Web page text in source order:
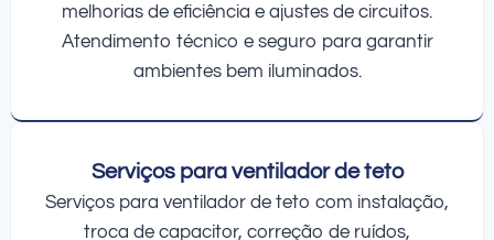
melhorias de eficiência e ajustes de circuitos.
Atendimento técnico e seguro para garantir
ambientes bem iluminados.
Serviços para ventilador de teto
Serviços para ventilador de teto com instalação,
troca de capacitor, correção de ruídos,